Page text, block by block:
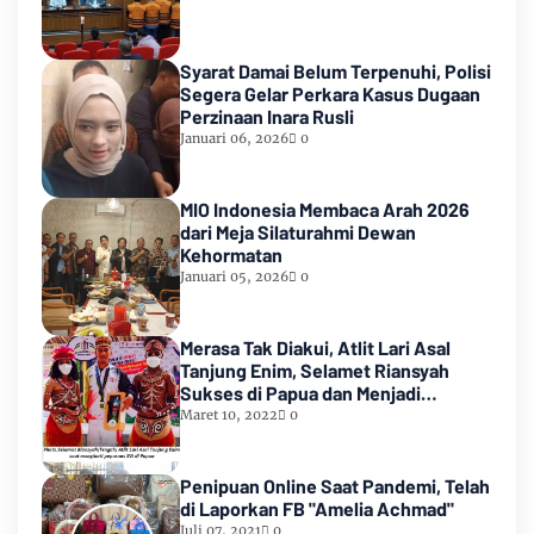
Syarat Damai Belum Terpenuhi, Polisi
Segera Gelar Perkara Kasus Dugaan
Perzinaan Inara Rusli
Januari 06, 2026 0
MIO Indonesia Membaca Arah 2026
dari Meja Silaturahmi Dewan
Kehormatan
Januari 05, 2026 0
Merasa Tak Diakui, Atlit Lari Asal
Tanjung Enim, Selamet Riansyah
Sukses di Papua dan Menjadi
Miliarder
Maret 10, 2022 0
Penipuan Online Saat Pandemi, Telah
di Laporkan FB "Amelia Achmad"
Juli 07, 2021 0